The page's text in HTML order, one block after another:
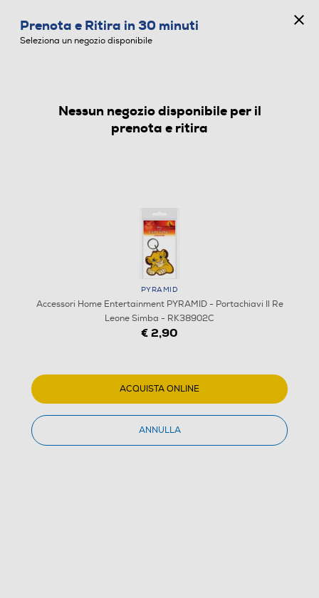
ACCESSORI HOME ENTERTAINMENT
Prenota e Ritira in 30 minuti
Seleziona un negozio disponibile
Nessun negozio disponibile per il
prenota e ritira
PYRAMID
Accessori Home Entertainment PYRAMID - Portachiavi Il Re
Leone Simba - RK38902C
€ 2,90
ACQUISTA ONLINE
ANNULLA